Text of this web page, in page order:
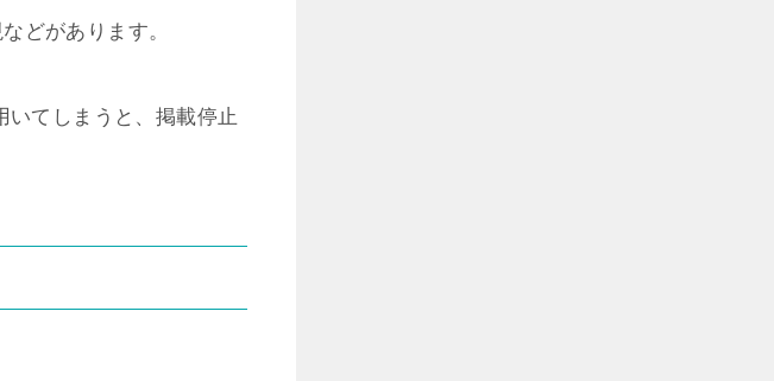
どがあります。
てしまうと、掲載停止